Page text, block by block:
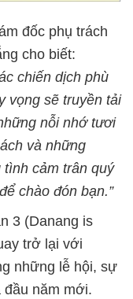
đốc phụ trách
cho biết:
chiến dịch phù
vọng sẽ truyền tải
nỗi nhớ tươi
và những
cảm trân quý
chào đón bạn.”
3 (Danang is
trở lại với
những lễ hội, sự
đầu năm mới.